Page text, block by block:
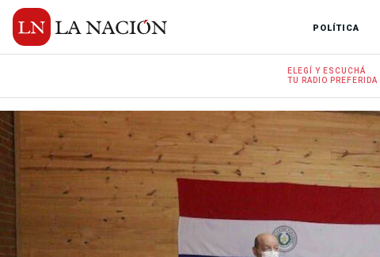
POLÍTICA
ELEGÍ Y ESCUCHÁ
TU RADIO PREFERIDA